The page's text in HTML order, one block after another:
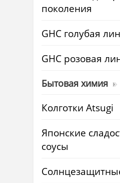
поколения
GHC голубая
GHC розовая
Бытовая химия
Колготки Atsugi
Японские
соусы